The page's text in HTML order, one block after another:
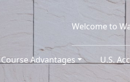
Welcome to
Course Advantages U.S.